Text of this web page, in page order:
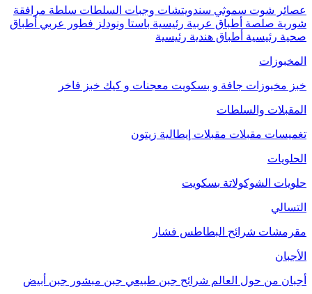
عصائر شوت سموثي سندويتشات وجبات السلطات سلطة مرافقة
شوربة صلصة أطباق عربية رئيسية باستا ونودلز فطور عربي أطباق
صحية رئيسية أطباق هندية رئيسية
المخبوزات
خبز مخبوزات جافة و بسكويت معجنات و كيك خبز فاخر
المقبلات والسلطات
تغميسات مقبلات مقبلات إيطالية زيتون
الحلويات
حلويات الشوكولاتة بسكويت
التسالي
مقرمشات شرائح البطاطس فشار
الأجبان
أجبان من حول العالم شرائح جبن طبيعي جبن مبشور جبن أبيض